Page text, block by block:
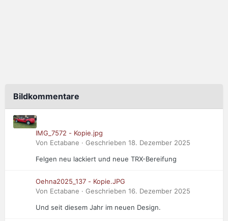
Bildkommentare
IMG_7572 - Kopie.jpg
Von Ectabane · Geschrieben 18. Dezember 2025
Felgen neu lackiert und neue TRX-Bereifung
Oehna2025_137 - Kopie.JPG
Von Ectabane · Geschrieben 16. Dezember 2025
Und seit diesem Jahr im neuen Design.